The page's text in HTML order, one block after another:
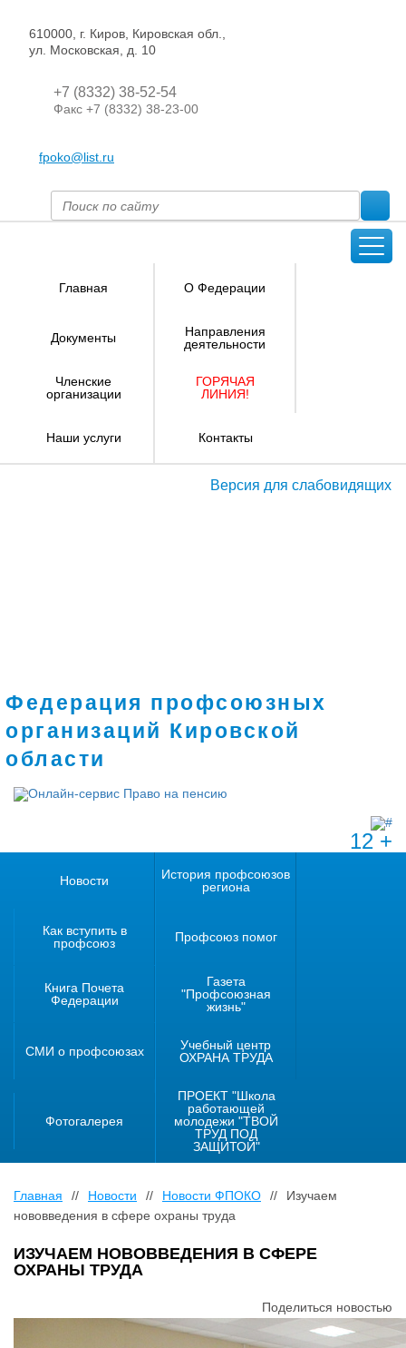
610000, г. Киров, Кировская обл.,
ул. Московская, д. 10
+7 (8332) 38-52-54
Факс +7 (8332) 38-23-00
fpoko@list.ru
Главная О Федерации
Документы
Направления
деятельности
Членские
организации
ГОРЯЧАЯ
ЛИНИЯ!
Наши услуги Контакты
Версия для слабовидящих
Федерация профсоюзных
организаций Кировской
области
12 +
Новости
История профсоюзов
региона
Как вступить в
профсоюз
Профсоюз помог
Книга Почета
Федерации
Газета
"Профсоюзная
жизнь"
СМИ о профсоюзах
Учебный центр
ОХРАНА ТРУДА
Фотогалерея
ПРОЕКТ "Школа
работающей
молодежи "ТВОЙ
ТРУД ПОД
ЗАЩИТОЙ"
Главная // Новости // Новости ФПОКО //
Изучаем
нововведения в сфере охраны труда
ИЗУЧАЕМ НОВОВВЕДЕНИЯ В СФЕРЕ
ОХРАНЫ ТРУДА
Поделиться новостью